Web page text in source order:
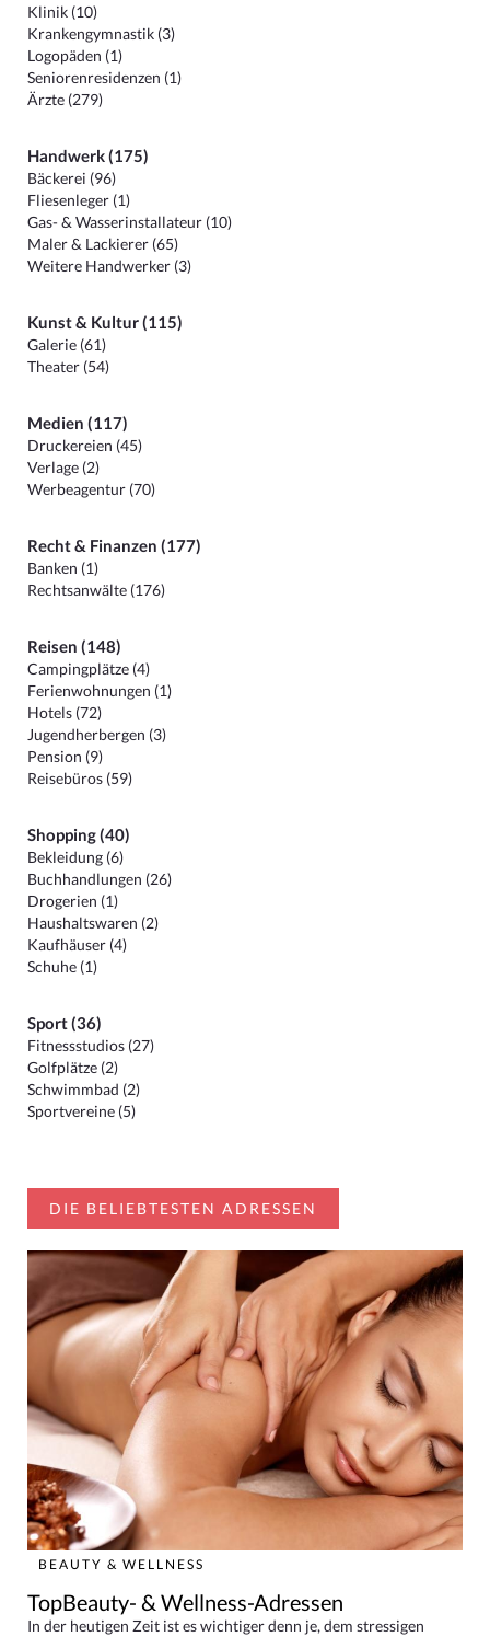
Klinik (10)
Krankengymnastik (3)
Logopäden (1)
Seniorenresidenzen (1)
Ärzte (279)
Handwerk (175)
Bäckerei (96)
Fliesenleger (1)
Gas- & Wasserinstallateur (10)
Maler & Lackierer (65)
Weitere Handwerker (3)
Kunst & Kultur (115)
Galerie (61)
Theater (54)
Medien (117)
Druckereien (45)
Verlage (2)
Werbeagentur (70)
Recht & Finanzen (177)
Banken (1)
Rechtsanwälte (176)
Reisen (148)
Campingplätze (4)
Ferienwohnungen (1)
Hotels (72)
Jugendherbergen (3)
Pension (9)
Reisebüros (59)
Shopping (40)
Bekleidung (6)
Buchhandlungen (26)
Drogerien (1)
Haushaltswaren (2)
Kaufhäuser (4)
Schuhe (1)
Sport (36)
Fitnessstudios (27)
Golfplätze (2)
Schwimmbad (2)
Sportvereine (5)
DIE BELIEBTESTEN ADRESSEN
BEAUTY & WELLNESS
TopBeauty- & Wellness-Adressen
In der heutigen Zeit ist es wichtiger denn je, dem stressigen